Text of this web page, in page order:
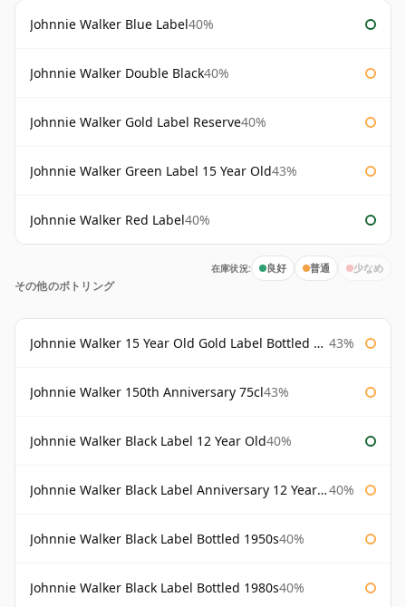
Johnnie Walker Blue Label40%
Johnnie Walker Double Black40%
Johnnie Walker Gold Label Reserve40%
Johnnie Walker Green Label 15 Year Old43%
Johnnie Walker Red Label40%
在庫状況: 良好 普通 少なめ
その他のボトリング
Johnnie Walker 15 Year Old Gold Label Bottled 1980s 43%
Johnnie Walker 150th Anniversary 75cl43%
Johnnie Walker Black Label 12 Year Old40%
Johnnie Walker Black Label Anniversary 12 Year Old 40%
Johnnie Walker Black Label Bottled 1950s40%
Johnnie Walker Black Label Bottled 1980s40%